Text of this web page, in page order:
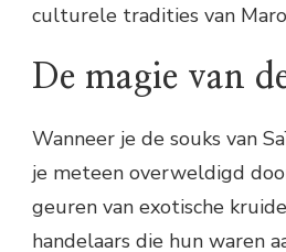
culturele tradities van
De magie van
Wanneer je de souks van
je meteen overweldigd
geuren van exotische
handelaars die hun waren